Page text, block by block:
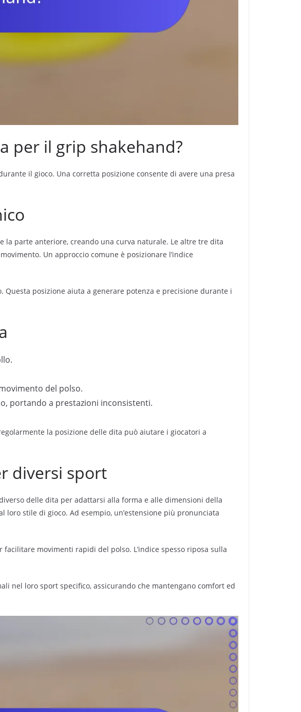
per il grip shakehand?
il gioco. Una corretta posizione consente di avere una presa
la parte anteriore, creando una curva naturale. Le altre tre dita
Un approccio comune è posizionare l’indice
posizione aiuta a generare potenza e precisione durante i
del polso.
portando a prestazioni inconsistenti.
la posizione delle dita può aiutare i giocatori a
diversi sport
delle dita per adattarsi alla forma e alle dimensioni della
stile di gioco. Ad esempio, un’estensione più pronunciata
movimenti rapidi del polso. L’indice spesso riposa sulla
nel loro sport specifico, assicurando che mantengano comfort ed